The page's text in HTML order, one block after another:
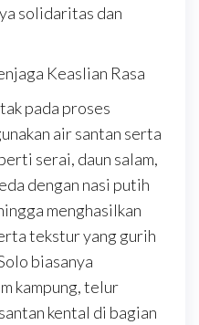
solidaritas dan
Keaslian Rasa
pada proses
air santan serta
serai, daun salam,
dengan nasi putih
menghasilkan
tekstur yang gurih
biasanya
kampung, telur
kental di bagian